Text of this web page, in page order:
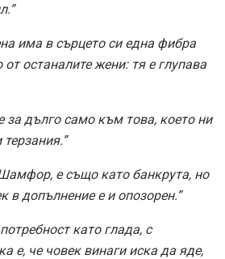
има в сърцето си една фибра
останалите жени: тя е глупава
за дълго само към това, което ни
е също като банкрута, но
в допълнение е и опозорен.”
като глада, с
е, че човек винаги иска да яде,